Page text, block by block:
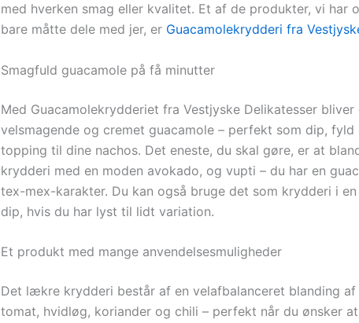
med hverken smag eller kvalitet. Et af de produkter, vi har
bare måtte dele med jer, er Guacamolekrydderi fra
Smagfuld guacamole på få minutter
Med Guacamolekrydderiet fra Vestjyske Delikatesser
velsmagende og cremet guacamole – perfekt som dip, fyld
topping til dine nachos. Det eneste, du skal gøre, er at
krydderi med en moden avokado, og vupti – du har en
tex-mex-karakter. Du kan også bruge det som krydderi i
dip, hvis du har lyst til lidt variation.
Et produkt med mange anvendelsesmuligheder
Det lækre krydderi består af en velafbalanceret blanding af
tomat, hvidløg, koriander og chili – perfekt når du ønsker